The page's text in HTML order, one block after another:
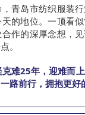
青岛市纺织服装
的地位。一顶看
作的深厚念想，
。
难25年，迎难而
路前行，拥抱更好